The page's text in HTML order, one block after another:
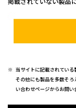
当サイトに記載されている
その他にも製品を多数そ
い合わせページからお問い